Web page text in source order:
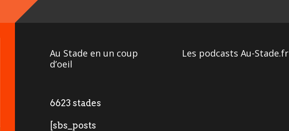
Au Stade en un coup
d’oeil
6623 stades
[sbs_posts
Les podcasts Au-Stade.fr